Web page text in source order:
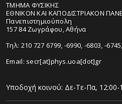
ΤΜΗΜΑ ΦΥΣΙΚΗΣ
ΕΘΝΙΚΟΝ ΚΑΙ ΚΑΠΟΔΙΣΤΡΙΑΚΟΝ
Πανεπιστημιούπολη
157 84 Ζωγράφου, Αθήνα
Τηλ: 210 727 6799, -6990, -6803, -
Email: secr[at]phys.uoa[dot]gr
Υποδοχή κοινού: Δε-Τε-Πα, 12:00-